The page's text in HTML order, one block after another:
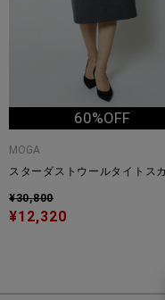
60%OFF
MOGA
スターダストウールタイトス
¥30,800
¥12,320